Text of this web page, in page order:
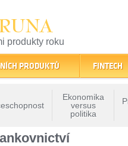
produkty roku
finančním trhu
PRODUKTŮ FINTECH
Ekonomika
versus
politika
- Vize bankovnictví» Fórum Zlaté